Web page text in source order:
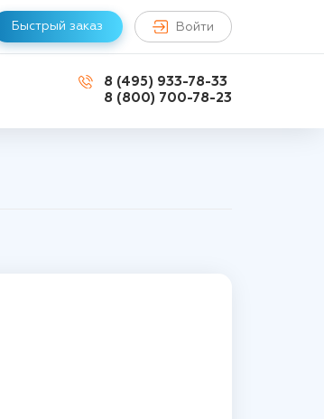
Быстрый заказ Войти
8 (495) 933-78-33
8 (800) 700-78-23